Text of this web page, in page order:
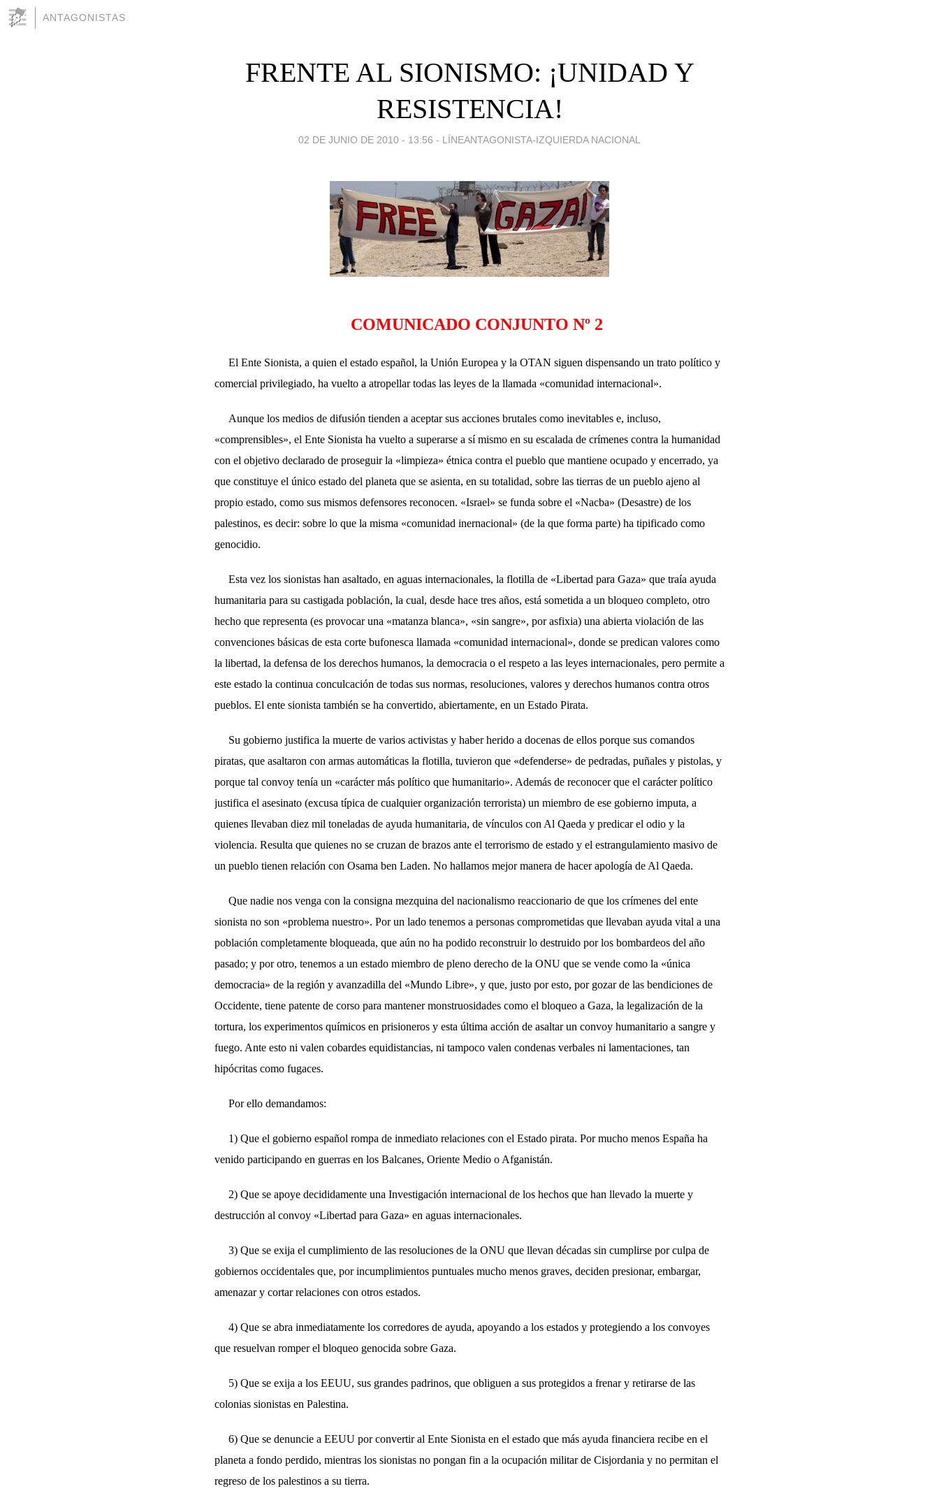
ANTAGONISTAS
FRENTE AL SIONISMO: ¡UNIDAD Y
RESISTENCIA!
02 DE JUNIO DE 2010 - 13:56 - LÍNEANTAGONISTA-IZQUIERDA NACIONAL
COMUNICADO CONJUNTO Nº 2
El Ente Sionista, a quien el estado español, la Unión Europea y la OTAN siguen dispensando un trato político y
comercial privilegiado, ha vuelto a atropellar todas las leyes de la llamada «comunidad internacional».
Aunque los medios de difusión tienden a aceptar sus acciones brutales como inevitables e, incluso,
«comprensibles», el Ente Sionista ha vuelto a superarse a sí mismo en su escalada de crímenes contra la humanidad
con el objetivo declarado de proseguir la «limpieza» étnica contra el pueblo que mantiene ocupado y encerrado, ya
que constituye el único estado del planeta que se asienta, en su totalidad, sobre las tierras de un pueblo ajeno al
propio estado, como sus mismos defensores reconocen. «Israel» se funda sobre el «Nacba» (Desastre) de los
palestinos, es decir: sobre lo que la misma «comunidad inernacional» (de la que forma parte) ha tipificado como
genocidio.
Esta vez los sionistas han asaltado, en aguas internacionales, la flotilla de «Libertad para Gaza» que traía ayuda
humanitaria para su castigada población, la cual, desde hace tres años, está sometida a un bloqueo completo, otro
hecho que representa (es provocar una «matanza blanca», «sin sangre», por asfixia) una abierta violación de las
convenciones básicas de esta corte bufonesca llamada «comunidad internacional», donde se predican valores como
la libertad, la defensa de los derechos humanos, la democracia o el respeto a las leyes internacionales, pero permite a
este estado la continua conculcación de todas sus normas, resoluciones, valores y derechos humanos contra otros
pueblos. El ente sionista también se ha convertido, abiertamente, en un Estado Pirata.
Su gobierno justifica la muerte de varios activistas y haber herido a docenas de ellos porque sus comandos
piratas, que asaltaron con armas automáticas la flotilla, tuvieron que «defenderse» de pedradas, puñales y pistolas, y
porque tal convoy tenía un «carácter más político que humanitario». Además de reconocer que el carácter político
justifica el asesinato (excusa típica de cualquier organización terrorista) un miembro de ese gobierno imputa, a
quienes llevaban diez mil toneladas de ayuda humanitaria, de vínculos con Al Qaeda y predicar el odio y la
violencia. Resulta que quienes no se cruzan de brazos ante el terrorismo de estado y el estrangulamiento masivo de
un pueblo tienen relación con Osama ben Laden. No hallamos mejor manera de hacer apología de Al Qaeda.
Que nadie nos venga con la consigna mezquina del nacionalismo reaccionario de que los crímenes del ente
sionista no son «problema nuestro». Por un lado tenemos a personas comprometidas que llevaban ayuda vital a una
población completamente bloqueada, que aún no ha podido reconstruir lo destruido por los bombardeos del año
pasado; y por otro, tenemos a un estado miembro de pleno derecho de la ONU que se vende como la «única
democracia» de la región y avanzadilla del «Mundo Libre», y que, justo por esto, por gozar de las bendiciones de
Occidente, tiene patente de corso para mantener monstruosidades como el bloqueo a Gaza, la legalización de la
tortura, los experimentos químicos en prisioneros y esta última acción de asaltar un convoy humanitario a sangre y
fuego. Ante esto ni valen cobardes equidistancias, ni tampoco valen condenas verbales ni lamentaciones, tan
hipócritas como fugaces.
Por ello demandamos:
1) Que el gobierno español rompa de inmediato relaciones con el Estado pirata. Por mucho menos España ha
venido participando en guerras en los Balcanes, Oriente Medio o Afganistán.
2) Que se apoye decididamente una Investigación internacional de los hechos que han llevado la muerte y
destrucción al convoy «Libertad para Gaza» en aguas internacionales.
3) Que se exija el cumplimiento de las resoluciones de la ONU que llevan décadas sin cumplirse por culpa de
gobiernos occidentales que, por incumplimientos puntuales mucho menos graves, deciden presionar, embargar,
amenazar y cortar relaciones con otros estados.
4) Que se abra inmediatamente los corredores de ayuda, apoyando a los estados y protegiendo a los convoyes
que resuelvan romper el bloqueo genocida sobre Gaza.
5) Que se exija a los EEUU, sus grandes padrinos, que obliguen a sus protegidos a frenar y retirarse de las
colonias sionistas en Palestina.
6) Que se denuncie a EEUU por convertir al Ente Sionista en el estado que más ayuda financiera recibe en el
planeta a fondo perdido, mientras los sionistas no pongan fin a la ocupación militar de Cisjordania y no permitan el
regreso de los palestinos a su tierra.